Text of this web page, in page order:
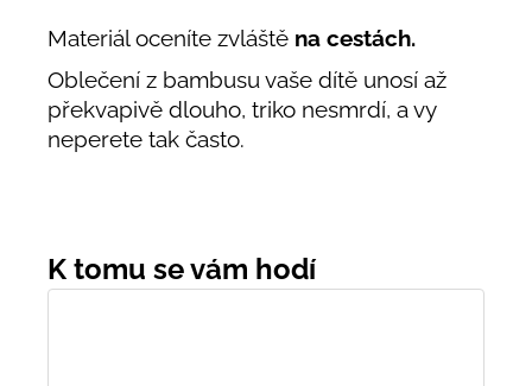
Materiál oceníte zvláště na cestách.
Oblečení z bambusu vaše dítě unosí až
překvapivě dlouho, triko nesmrdí, a vy
neperete tak často.